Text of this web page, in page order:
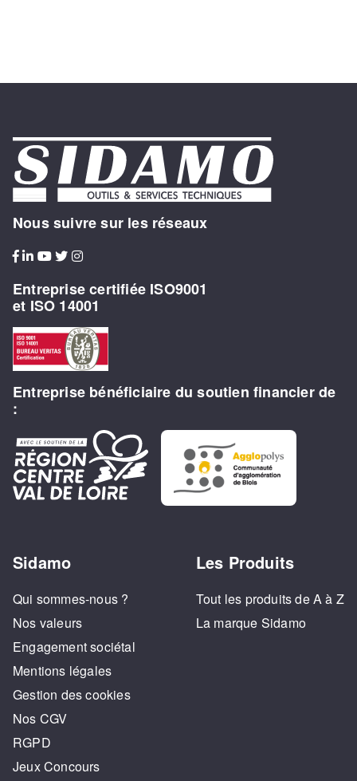
Nous suivre sur les réseaux
Entreprise certifiée ISO9001
et ISO 14001
Entreprise bénéficiaire du soutien financier de
:
Sidamo
Qui sommes-nous ?
Nos valeurs
Engagement sociétal
Mentions légales
Gestion des cookies
Nos CGV
RGPD
Jeux Concours
Les Produits
Tout les produits de A à Z
La marque Sidamo